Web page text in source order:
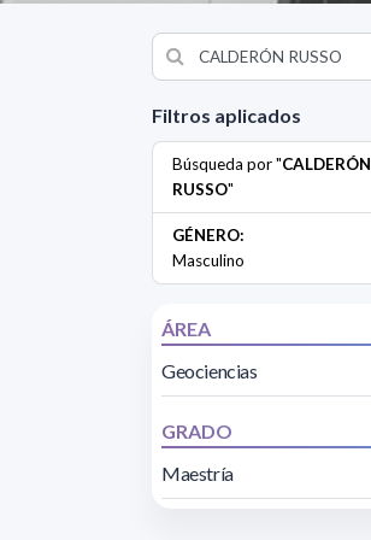
Filtros aplicados
Búsqueda por "CALDERÓN
RUSSO"
GÉNERO:
Masculino
ÁREA
Geociencias
GRADO
Maestría